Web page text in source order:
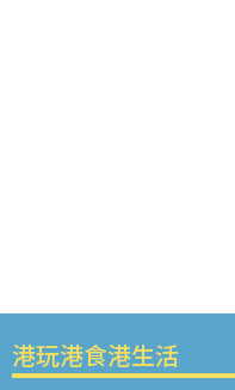
港玩港食港生活